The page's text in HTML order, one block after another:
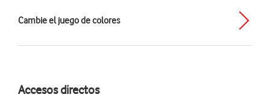
Cambie el juego de colores
Accesos directos